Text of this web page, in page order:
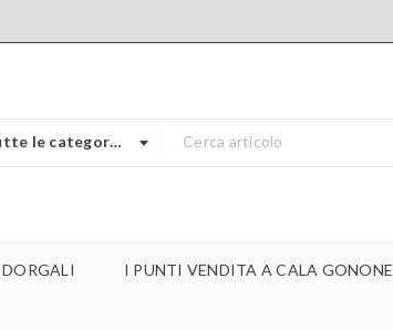
le categorie
I PUNTI VENDITA A CALA GONONE